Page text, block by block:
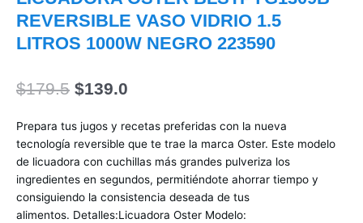
REVERSIBLE VASO VIDRIO 1.5
LITROS 1000W NEGRO 223590
$179.5 El
original
era:
$179.5.
$139.0
actual
es:
$139.0.
Prepara tus jugos y recetas preferidas con la nueva
tecnología reversible que te trae la marca Oster. Este modelo
de licuadora con cuchillas más grandes pulveriza los
ingredientes en segundos, permitiéndote ahorrar tiempo y
consiguiendo la consistencia deseada de tus
alimentos. Detalles:Licuadora Oster Modelo: